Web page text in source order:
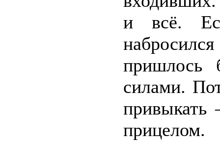
и всё.
пришлось
силами.
прицелом.